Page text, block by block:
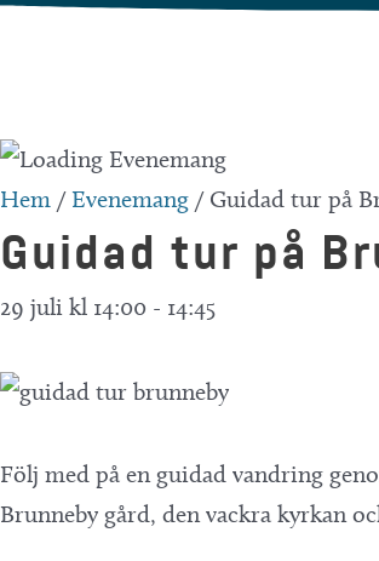
Hem /Evenemang / Guidad tur på
Guidad tur på
29 juli kl 14:00 - 14:45
Följ med på en guidad vandring
Brunneby gård, den vackra kyrkan